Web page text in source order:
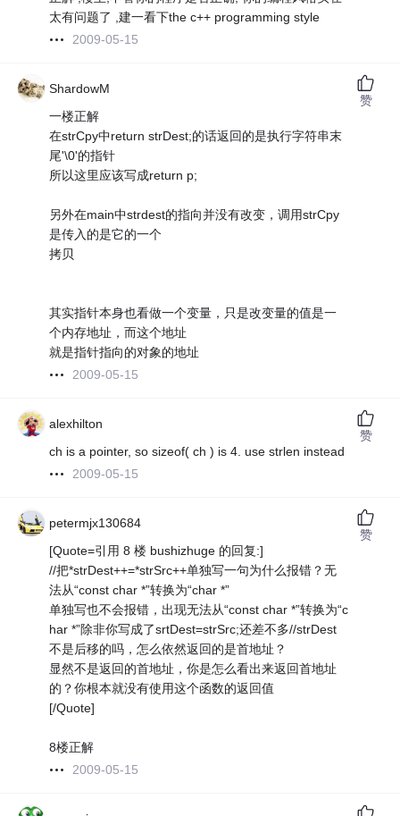
太有问题了 ,建一看下the c++ programming style
2009-05-15
ShardowM
一楼正解
在strCpy中return strDest;的话返回的是执行字符串末
尾'\0'的指针
所以这里应该写成return p;
另外在main中strdest的指向并没有改变，调用strCpy
是传入的是它的一个
拷贝
其实指针本身也看做一个变量，只是改变量的值是一
个内存地址，而这个地址
就是指针指向的对象的地址
2009-05-15
赞
alexhilton
ch is a pointer, so sizeof( ch ) is 4. use strlen instead
2009-05-15
赞
petermjx130684
[Quote=引用 8 楼 bushizhuge 的回复:]
//把*strDest++=*strSrc++单独写一句为什么报错？无
法从“const char *”转换为“char *”
单独写也不会报错，出现无法从“const char *”转换为“c
har *”除非你写成了srtDest=strSrc;还差不多//strDest
不是后移的吗，怎么依然返回的是首地址？
显然不是返回的首地址，你是怎么看出来返回首地址
的？你根本就没有使用这个函数的返回值
[/Quote]
8楼正解
2009-05-15
赞